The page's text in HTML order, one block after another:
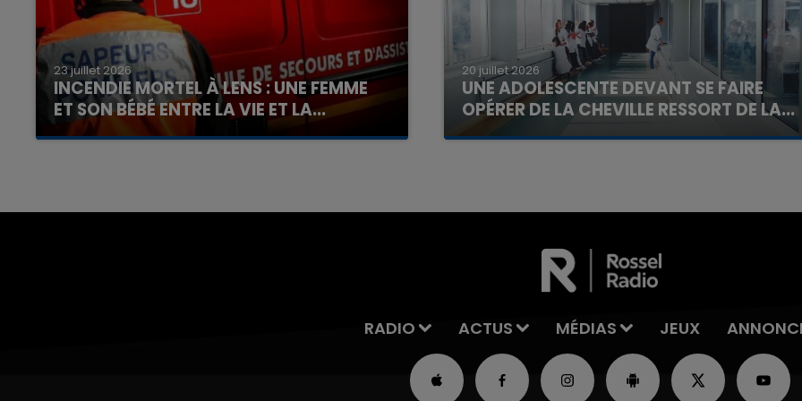
23 juillet 2026
INCENDIE MORTEL À LENS : UNE FEMME
ET SON BÉBÉ ENTRE LA VIE ET LA...
Un homme s'est immolé par le feu après avoir
20 juillet 2026
UNE ADOLESCENTE DEVANT SE FAIRE
OPÉRER DE LA CHEVILLE RESSORT DE LA...
La famille a porté plainte contre la clinique qui a
RADIO ACTUS MÉDIAS JEUX